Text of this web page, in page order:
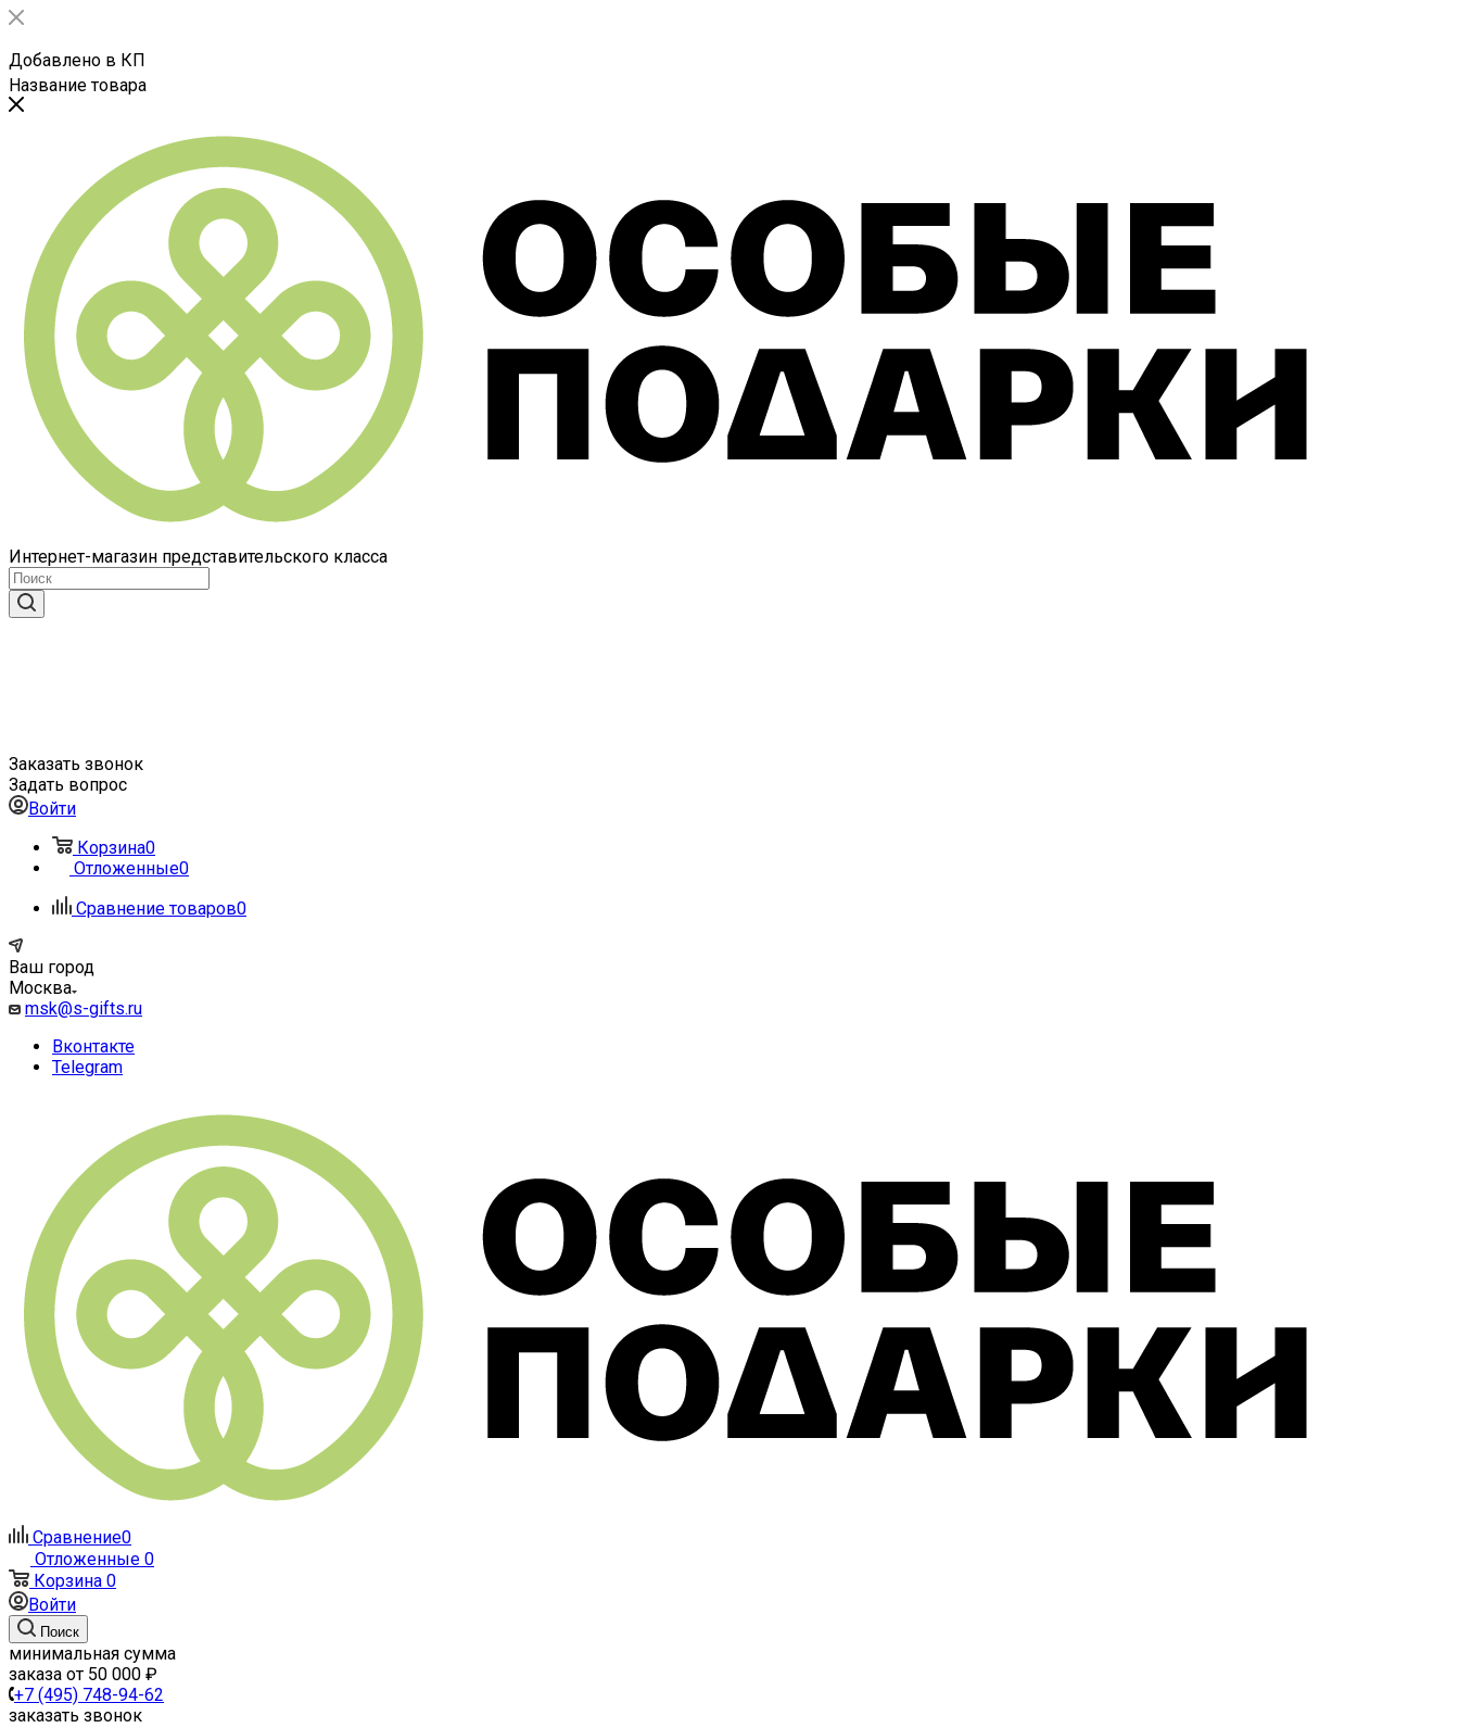
Добавлено в КП
Название товара
Интернет-магазин представительского класса
Заказать звонок
Задать вопрос
Войти
Корзина0
Отложенные0
Сравнение товаров0
Ваш город
Москва
msk@s-gifts.ru
Вконтакте
Telegram
Сравнение0
Отложенные 0
Корзина 0
Войти
Поиск
минимальная сумма
заказа от 50 000 ₽
+7 (495) 748-94-62
заказать звонок